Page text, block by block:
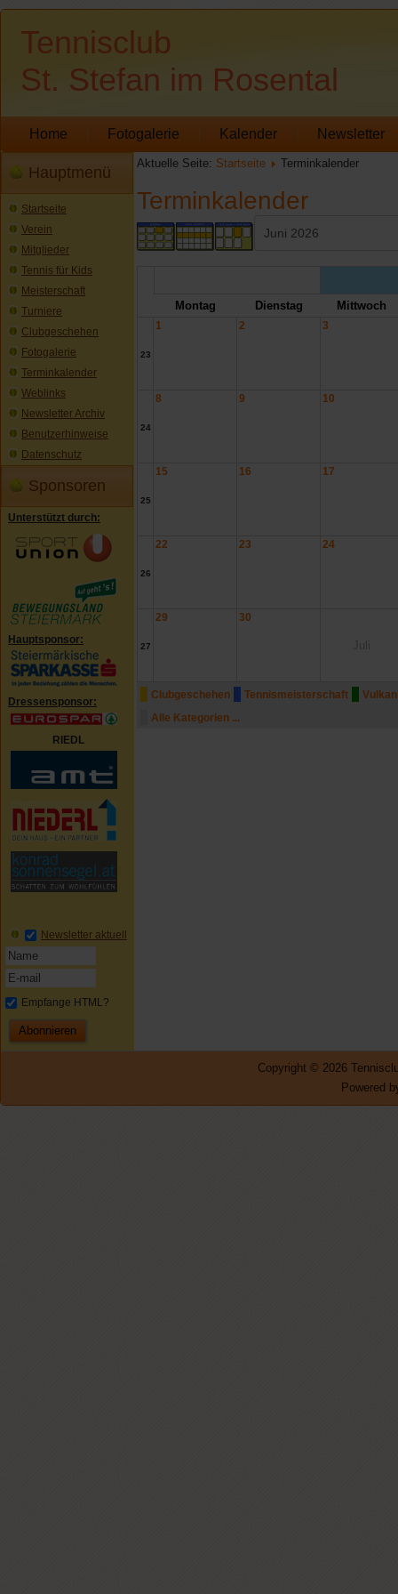
Tennisclub
St. Stefan im Rosental
Home Fotogalerie Kalender Newsletter
Hauptmenü
Startseite
Verein
Mitglieder
Tennis für Kids
Meisterschaft
Turniere
Clubgeschehen
Fotogalerie
Terminkalender
Weblinks
Newsletter Archiv
Benutzerhinweise
Datenschutz
Sponsoren
Unterstützt durch:
Hauptsponsor:
Dressensponsor:
RIEDL
Newsletter aktuell
Empfange HTML?
Aktuelle Seite: Startseite Terminkalender
Terminkalender
Montag Dienstag Mittwoch
23
1 2 3
24
8 9 10
25
15 16 17
26
22 23 24
27
29 30
Clubgeschehen Tennismeisterschaft
Alle Kategorien ...
Copyright © 2026
Powered